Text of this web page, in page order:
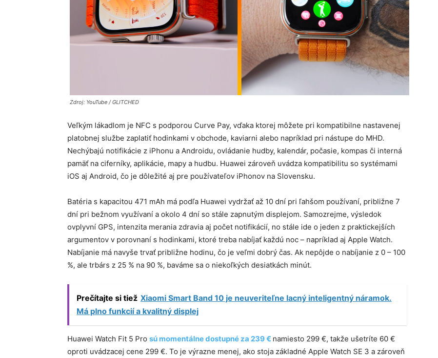
Zdroj: YouTube / GLITCHED
Veľkým lákadlom je NFC s podporou Curve Pay, vďaka ktorej môžete pri kompatibilne nastavenej
platobnej službe zaplatiť hodinkami v obchode, kaviarni alebo napríklad pri nástupe do MHD.
Nechýbajú notifikácie z iPhonu a Androidu, ovládanie hudby, kalendár, počasie, kompas či interná
pamäť na ciferníky, aplikácie, mapy a hudbu. Huawei zároveň uvádza kompatibilitu so systémami
iOS aj Android, čo je dôležité aj pre používateľov iPhonov na Slovensku.
Batéria s kapacitou 471 mAh má podľa Huawei vydržať až 10 dní pri ľahšom používaní, približne 7
dní pri bežnom využívaní a okolo 4 dní so stále zapnutým displejom. Samozrejme, výsledok
ovplyvní GPS, intenzita merania zdravia aj počet notifikácií, no stále ide o jeden z praktickejších
argumentov v porovnaní s hodinkami, ktoré treba nabíjať každú noc – napríklad aj Apple Watch.
Nabíjanie má navyše trvať približne hodinu, čo je veľmi dobrý čas. Ak nepôjde o nabíjanie z 0 – 100
%, ale trbárs z 25 % na 90 %, baváme sa o niekoľkých desiatkách minút.
Prečítajte si tiež Xiaomi Smart Band 10 je neuveriteľne lacný inteligentný náramok.
Má plno funkcií a kvalitný displej
Huawei Watch Fit 5 Pro sú momentálne dostupné za 239 € namiesto 299 €, takže ušetríte 60 €
oproti uvádzacej cene 299 €. To je výrazne menej, ako stoja základné Apple Watch SE 3 a zároveň